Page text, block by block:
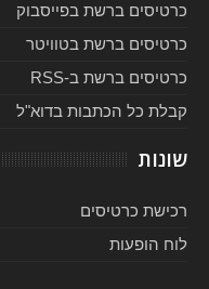
כרטיסים ברשת בפייסבוק
כרטיסים ברשת בטוויטר
כרטיסים ברשת ב-RSS
קבלת כל הכתבות בדוא"ל
שונות
רכישת כרטיסים
לוח הופעות